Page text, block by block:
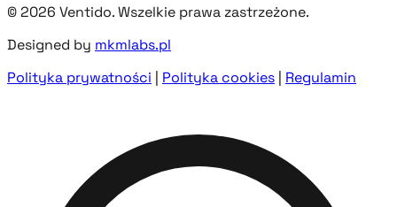
© 2026 Ventido. Wszelkie prawa zastrzeżone.
Designed by mkmlabs.pl
Polityka prywatności | Polityka cookies | Regulamin